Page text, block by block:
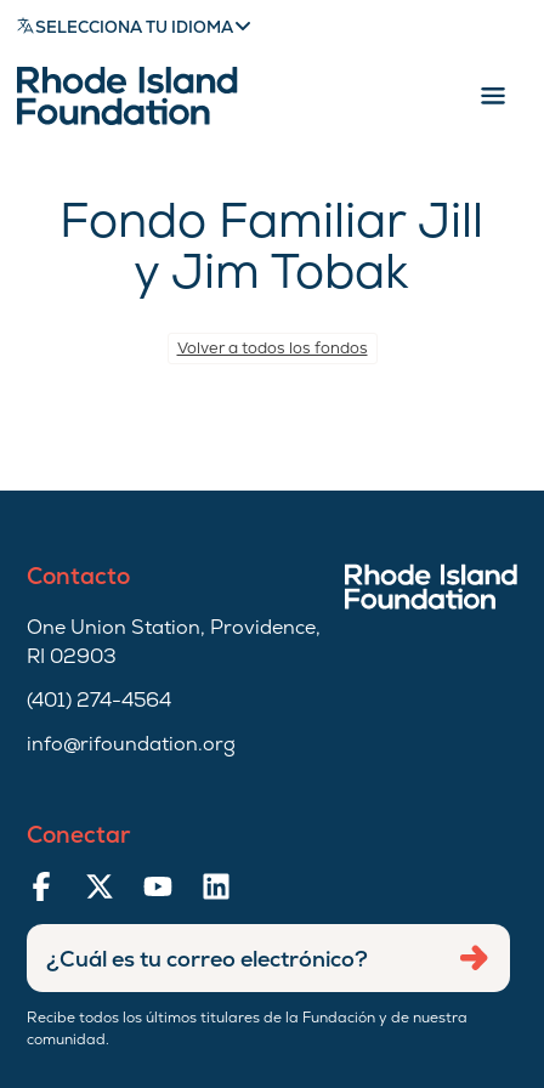
SELECCIONA TU IDIOMA
Fondo Familiar Jill
y Jim Tobak
Volver a todos los fondos
Contacto
One Union Station, Providence,
RI 02903
(401) 274-4564
info@rifoundation.org
Conectar
Recibe todos los últimos titulares de la Fundación y de nuestra
comunidad.
Ingresar
dirección
de
correo
Enviar